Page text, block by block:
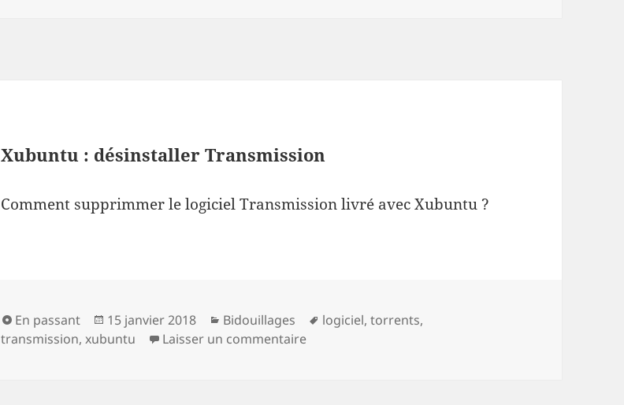
Xubuntu : désinstaller Transmission
Comment supprimmer le logiciel Transmission livré avec Xubuntu ?
Format
En passant
Publié
le
15 janvier 2018 Catégories
Bidouillages
Mots-
logiciel,torrents,
transmission,xubuntu Laisser un commentairesur Xubuntu : désinstaller Transmission